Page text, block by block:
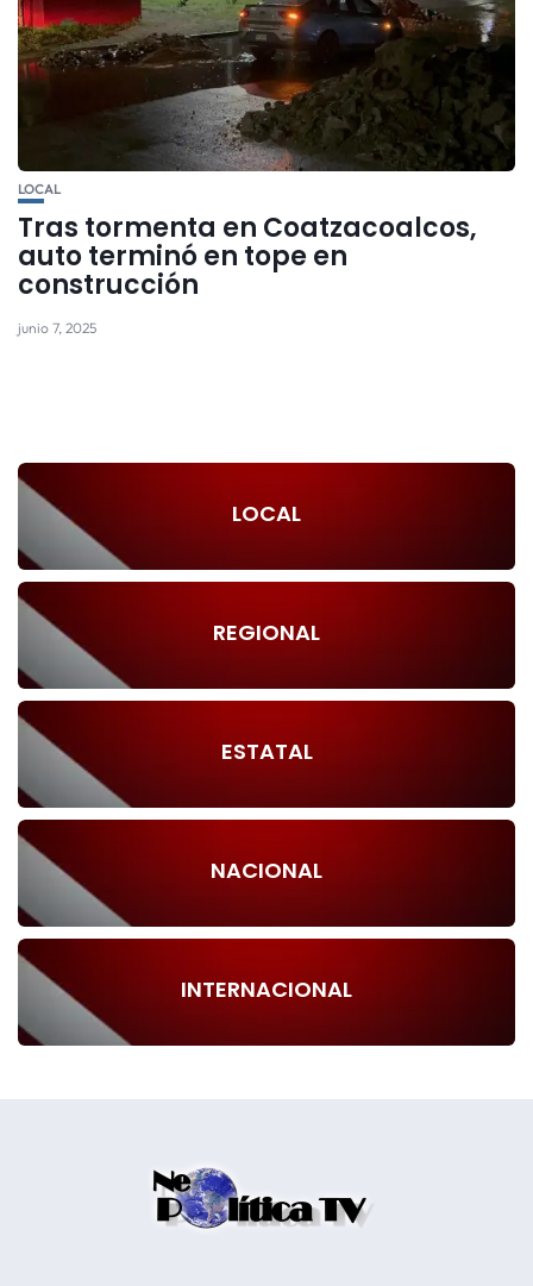
LOCAL
Tras tormenta en Coatzacoalcos,
auto terminó en tope en
construcción
junio 7, 2025
LOCAL
REGIONAL
ESTATAL
NACIONAL
INTERNACIONAL